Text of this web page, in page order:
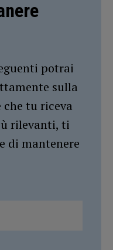
potrai
sulla
tu riceva
rilevanti, ti
di mantenere